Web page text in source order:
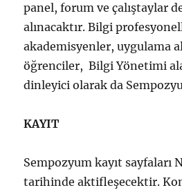
panel, forum ve çalıştaylar
alınacaktır. Bilgi
akademisyenler, uygulama
öğrenciler, Bilgi Yönetimi
dinleyici olarak da
KAYIT
Sempozyum kayıt sayfaları
tarihinde aktifleşecektir.